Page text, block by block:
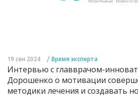
19 сен 2024 / Время эксперта
Интервью с главврачом-
Дорошенко о мотивации
методики лечения и создавать